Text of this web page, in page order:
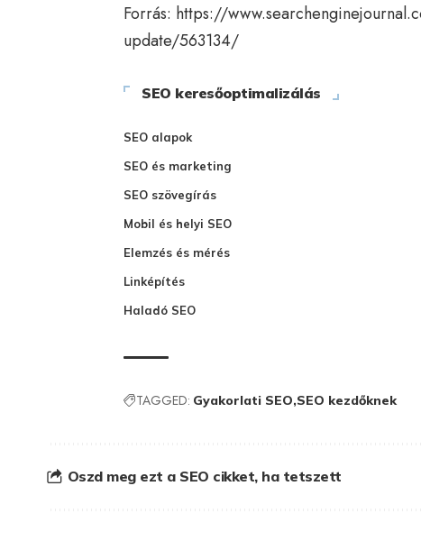
Forrás: https://
update/563134/
SEO keresőoptimalizálás
SEO alapok
SEO és marketing
SEO szövegírás
Mobil és helyi SEO
Elemzés és mérés
Linképítés
Haladó SEO
TAGGED: Gyakorlati SEO SEO kezdőknek
Oszd meg ezt a SEO cikket, ha tetszett